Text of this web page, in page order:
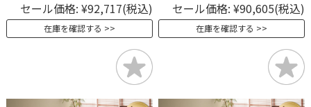
セール価格: ¥92,717(税込)
在庫を確認する
セール価格: ¥90,605(税込)
在庫を確認する